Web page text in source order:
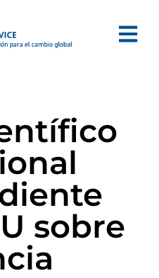
sobre